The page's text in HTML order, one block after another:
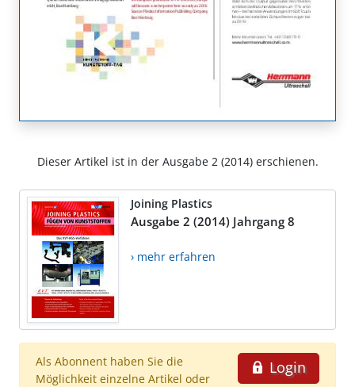
Dieser Artikel ist in der Ausgabe 2 (2014) erschienen.
Joining Plastics
Ausgabe 2 (2014) Jahrgang 8
› mehr erfahren
Login
Als Abonnent haben Sie die
Möglichkeit einzelne Artikel oder